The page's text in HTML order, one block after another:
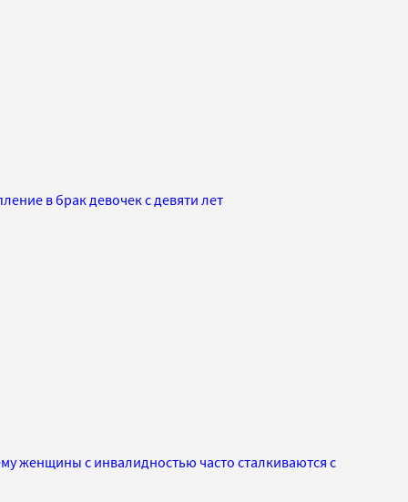
в брак девочек с девяти лет
женщины с инвалидностью часто сталкиваются с